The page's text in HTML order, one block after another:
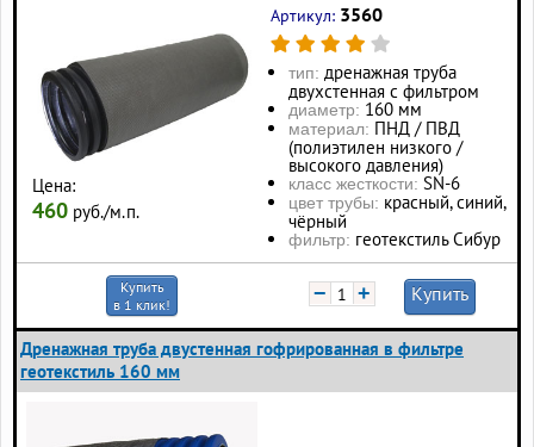
Цена:
460 руб./м.п.
Артикул: 3560
тип: дренажная труба
двухстенная с фильтром
диаметр: 160 мм
материал: ПНД / ПВД
(полиэтилен низкого /
высокого давления)
класс жесткости: SN-6
цвет трубы: красный, синий,
чёрный
фильтр: геотекстиль Сибур
Купить
в 1 клик!
− + Купить
Дренажная труба двустенная гофрированная в фильтре
геотекстиль 160 мм